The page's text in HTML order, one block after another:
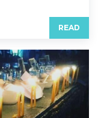
READ